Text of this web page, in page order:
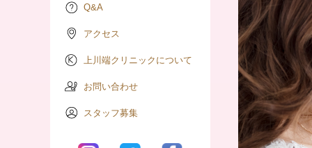
Q&A
アクセス
上川端クリニックについて
お問い合わせ
スタッフ募集